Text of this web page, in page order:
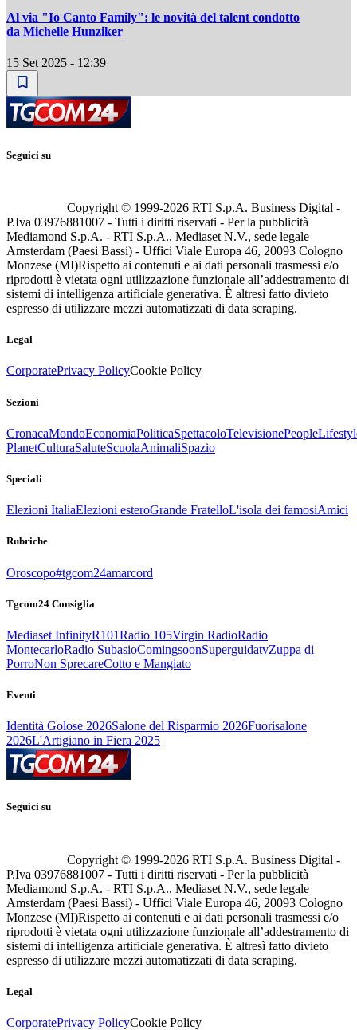
Al via "Io Canto Family": le novità del talent condotto
da Michelle Hunziker
15 Set 2025 - 12:39
Seguici su
Copyright © 1999-2026 RTI S.p.A. Business Digital -
P.Iva 03976881007 - Tutti i diritti riservati - Per la pubblicità
Mediamond S.p.A. - RTI S.p.A., Mediaset N.V., sede legale
Amsterdam (Paesi Bassi) - Uffici Viale Europa 46, 20093 Cologno
Monzese (MI)Rispetto ai contenuti e ai dati personali trasmessi e/o
riprodotti è vietata ogni utilizzazione funzionale all’addestramento di
sistemi di intelligenza artificiale generativa. È altresì fatto divieto
espresso di utilizzare mezzi automatizzati di data scraping.
Legal
CorporatePrivacy PolicyCookie Policy
Sezioni
CronacaMondoEconomiaPoliticaSpettacoloTelevisionePeople
PlanetCulturaSaluteScuolaAnimaliSpazio
Speciali
Elezioni ItaliaElezioni esteroGrande FratelloL'isola dei famosiAmici
Rubriche
Oroscopo#tgcom24amarcord
Tgcom24 Consiglia
Mediaset InfinityR101Radio 105Virgin RadioRadio
MontecarloRadio SubasioComingsoonSuperguidatvZuppa di
PorroNon SprecareCotto e Mangiato
Eventi
Identità Golose 2026Salone del Risparmio 2026Fuorisalone
2026L'Artigiano in Fiera 2025
Seguici su
Copyright © 1999-2026 RTI S.p.A. Business Digital -
P.Iva 03976881007 - Tutti i diritti riservati - Per la pubblicità
Mediamond S.p.A. - RTI S.p.A., Mediaset N.V., sede legale
Amsterdam (Paesi Bassi) - Uffici Viale Europa 46, 20093 Cologno
Monzese (MI)Rispetto ai contenuti e ai dati personali trasmessi e/o
riprodotti è vietata ogni utilizzazione funzionale all’addestramento di
sistemi di intelligenza artificiale generativa. È altresì fatto divieto
espresso di utilizzare mezzi automatizzati di data scraping.
Legal
CorporatePrivacy PolicyCookie Policy